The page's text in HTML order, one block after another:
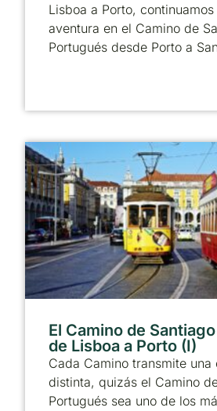
Lisboa a Porto, continuamos
aventura en el Camino de
Portugués desde Porto a
El Camino de
de Lisboa a Porto (I)
Cada Camino transmite una
distinta, quizás el Camino
Portugués sea uno de los